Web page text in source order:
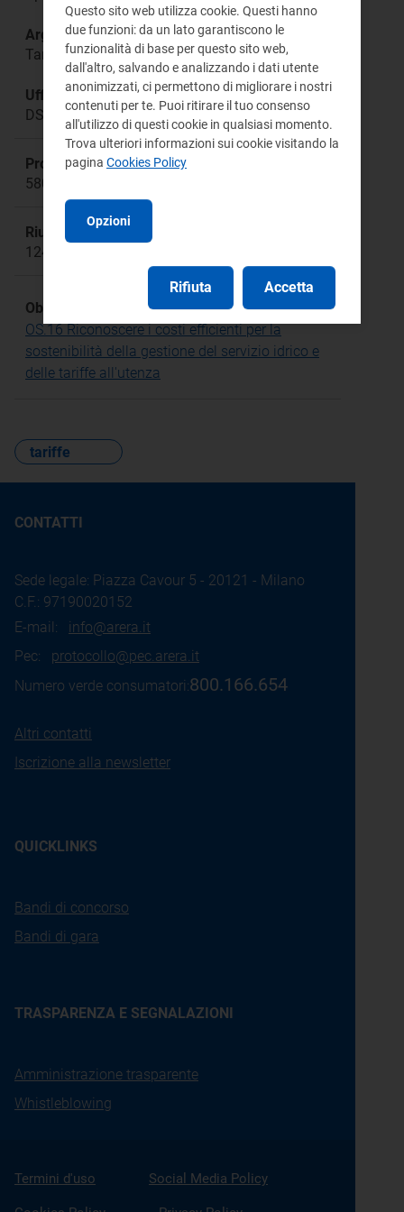
Argomento:
Tariffa servizio idrico integrato
Ufficio responsabile:
DSID Direzione Sistemi Idrici
Procedimento:
580/2019/R/idr; 639/2021/R/idr; 163/2022/R/idr
Riunione:
1246a
Obiettivo Strategico:
OS.16 Riconoscere i costi efficienti per la
sostenibilità della gestione del servizio idrico e
delle tariffe all'utenza
tariffe
CONTATTI
Sede legale: Piazza Cavour 5 - 20121 - Milano
C.F.: 97190020152
E-mail: info@arera.it
Pec: protocollo@pec.arera.it
Numero verde consumatori:800.166.654
Altri contatti
Iscrizione alla newsletter
QUICKLINKS
Bandi di concorso
Bandi di gara
TRASPARENZA E SEGNALAZIONI
Amministrazione trasparente
Whistleblowing
Termini d'uso Social Media Policy
Questo sito web utilizza cookie. Questi hanno
due funzioni: da un lato garantiscono le
funzionalità di base per questo sito web,
dall'altro, salvando e analizzando i dati utente
anonimizzati, ci permettono di migliorare i nostri
contenuti per te. Puoi ritirare il tuo consenso
all'utilizzo di questi cookie in qualsiasi momento.
Trova ulteriori informazioni sui cookie visitando la
pagina Cookies Policy
Opzioni
Rifiuta Accetta